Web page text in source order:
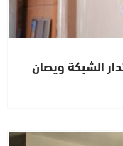
الشبكة ويصان